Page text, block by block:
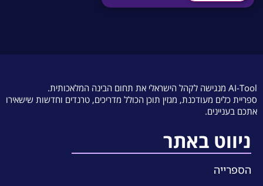
AI-Tool מנגישה לקהל הישראלי את תחום הבינה המלאכותית.
ספריית כלים מעודכנת, מגזין תוכן הכולל מדריכים, טרנדים וחדשות שישאירו
אתכם בעניינים.
ניווט באתר
הספרייה